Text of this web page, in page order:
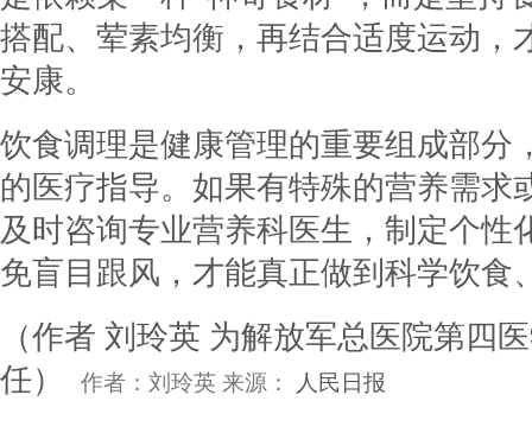
搭配、荤素均衡，再结合适度运动，
安康。
饮食调理是健康管理的重要组成部分
的医疗指导。如果有特殊的营养需求
及时咨询专业营养科医生，制定个性
免盲目跟风，才能真正做到科学饮食
（作者 刘玲英 为解放军总医院第四
任）
作者：刘玲英 来源： 人民日报